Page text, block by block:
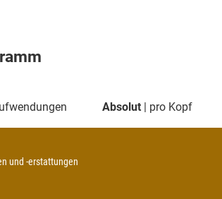
Absolut pro Kopf
und -erstattungen